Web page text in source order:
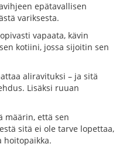
epätavallisen
variksesta.
vapaata, kävin
kotiini, jossa sijoitin sen
aliravituksi – ja sitä
Lisäksi ruuan
määrin, että sen
sitä ei ole tarve lopettaa,
hoitopaikka.